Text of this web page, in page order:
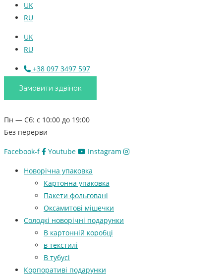
UK
RU
UK
RU
+38 097 3497 597
Замовити здвінок
Пн — Сб: с 10:00 до 19:00
Без перерви
Facebook-f Youtube Instagram
Новорічна упаковка
Картонна упаковка
Пакети фольговані
Оксамитові мішечки
Солодкі новорічні подарунки
В картонній коробці
в текстилі
В тубусі
Корпоративі подарунки